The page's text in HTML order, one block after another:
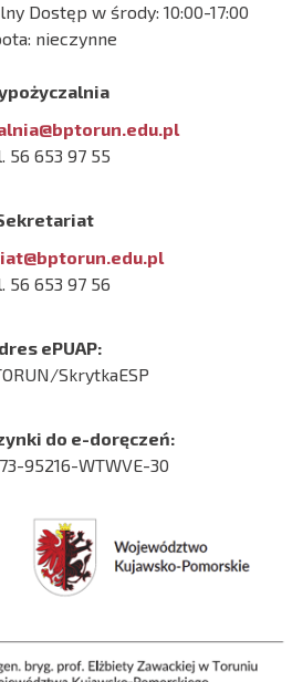
Dostęp w środy: 10:00-17:00
nieczynne
56 653 97 55
56 653 97 56
ePUAP:
SkrytkaESP
do e-doręczeń:
95216-WTWVE-30